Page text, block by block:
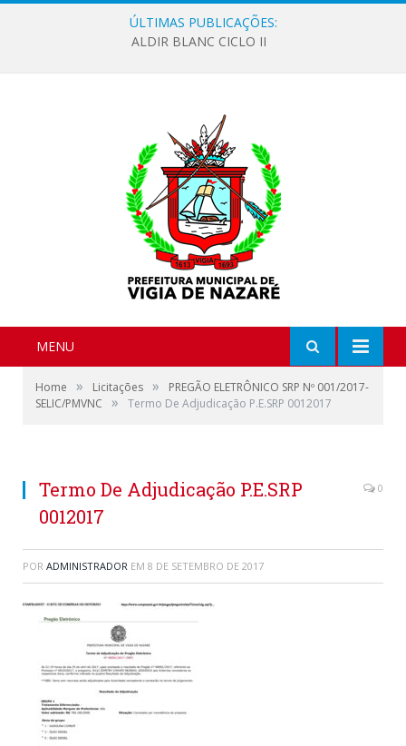
ÚLTIMAS PUBLICAÇÕES:
ALDIR BLANC CICLO II
MENU
Home » Licitações »
PREGÃO ELETRÔNICO SRP Nº 001/2017-
SELIC/PMVNC
» Termo De Adjudicação P.E.SRP 0012017
Termo De Adjudicação P.E.SRP
0012017
0
POR ADMINISTRADOR EM 8 DE SETEMBRO DE 2017